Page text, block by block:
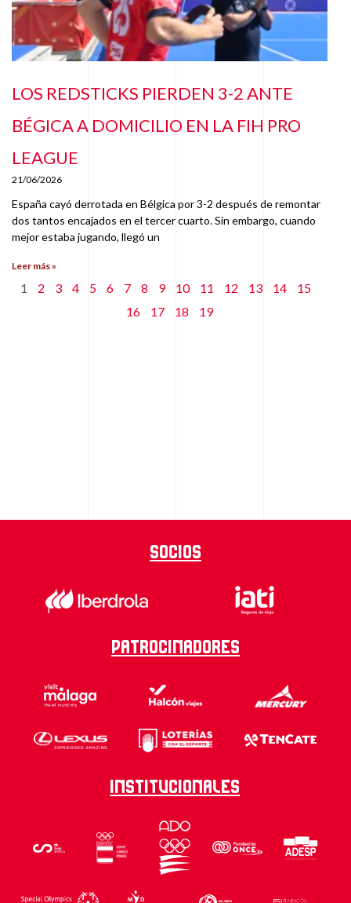
LOS REDSTICKS PIERDEN 3-2 ANTE
BÉGICA A DOMICILIO EN LA FIH PRO
LEAGUE
21/06/2026
España cayó derrotada en Bélgica por 3-2 después de remontar
dos tantos encajados en el tercer cuarto. Sin embargo, cuando
mejor estaba jugando, llegó un
Leer más »
1 2 3 4 5 6 7 8 9 10 11 12 13 14
15
16
17 18 19
Socios
Patrocinadores
Institucionales